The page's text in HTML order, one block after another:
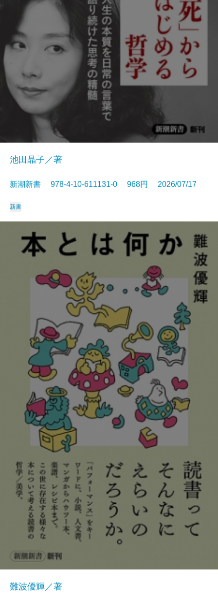
池田晶子／著
新潮新書 978-4-10-611131-0 968円 2026/07/17
新書
難波優輝／著